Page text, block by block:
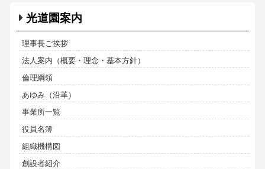
光道園案内
理事長ご挨拶
法人案内（概要・理念・基本方針）
倫理綱領
あゆみ（沿革）
事業所一覧
役員名簿
組織機構図
創設者紹介